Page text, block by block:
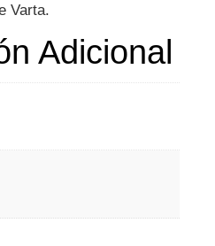
Varta.
Adicional